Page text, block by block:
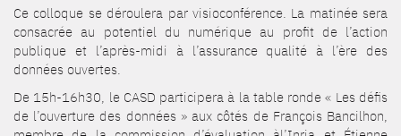
Ce colloque se déroulera par visioconférence. La matinée sera
consacrée au potentiel du numérique au profit de l’action
publique et l’après-midi à l’assurance qualité à l’ère des
données ouvertes.
De 15h-16h30, le CASD participera à la table ronde « Les défis
de l’ouverture des données » aux côtés de François Bancilhon,